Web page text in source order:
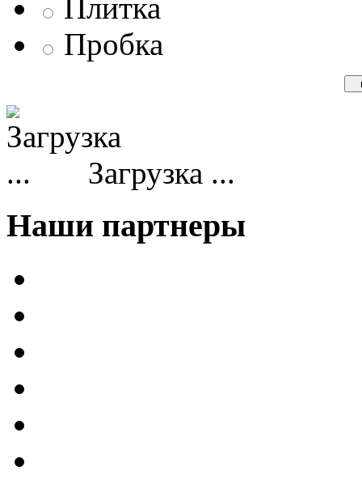
Плитка
Пробка
Загрузка ...
Наши партнеры